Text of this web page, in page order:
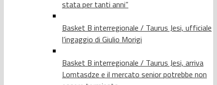
stata per tanti anni”
Basket B interregionale / Taurus Jesi, ufficiale
l’ingaggio di Giulio Morigi
Basket B interregionale / Taurus Jesi, arriva
Lomtasdze e il mercato senior potrebbe non